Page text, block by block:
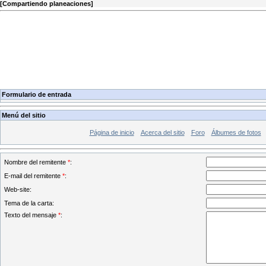
[Compartiendo planeaciones]
Formulario de entrada
Menú del sitio
Página de inicio Acerca del sitio Foro Álbumes de fotos
Nombre del remitente *:
E-mail del remitente *:
Web-site:
Tema de la carta:
Texto del mensaje *: